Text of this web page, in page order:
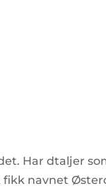
Har dtaljer
navnet